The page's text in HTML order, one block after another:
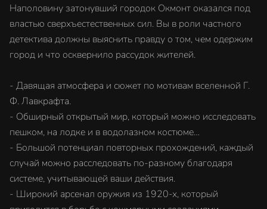
Наполовину затонувший городок Окмонт оказался под
властью сверхъестественных сил. Вы в роли частного
детектива должны выяснить правду о том, чем одержим
город и что осквернило рассудок жителей.
- Давящая атмосфера и сюжет по мотивам вселенной Г.
Ф. Лавкрафта.
- Обширный открытый мир, который можно исследовать
пешком, на лодке и в водолазном костюме…
- Большой потенциал повторных прохождений, каждый
случай можно расследовать по-разному благодаря
системе, учитывающей ваши действия.
- Широкий арсенал оружия из 1920-х, который